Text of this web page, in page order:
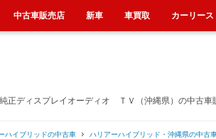
ディスプレイオーディオ ＴＶ（沖縄県）の中古車
ハイブリッドの中古車
ハリアーハイブリッド・沖縄県の中古
中古車販売店 新車 車買取 カーリース